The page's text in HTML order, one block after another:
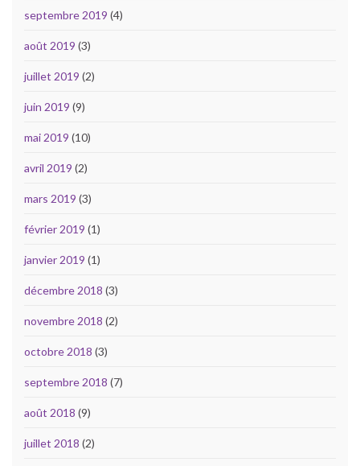
septembre 2019 (4)
août 2019 (3)
juillet 2019 (2)
juin 2019 (9)
mai 2019 (10)
avril 2019 (2)
mars 2019 (3)
février 2019 (1)
janvier 2019 (1)
décembre 2018 (3)
novembre 2018 (2)
octobre 2018 (3)
septembre 2018 (7)
août 2018 (9)
juillet 2018 (2)